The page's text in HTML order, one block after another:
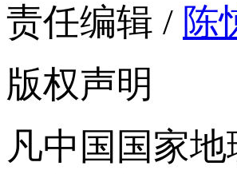
责任编辑 / 陈
版权声明
凡中国国家